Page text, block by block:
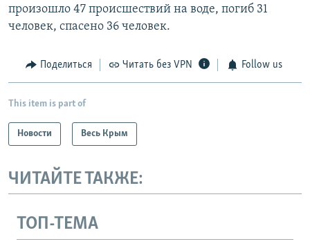
произошло 47 происшествий на воде, погиб 31
человек, спасено 36 человек.
Поделиться Читать без VPN Follow us
This item is part of
Новости Весь Крым
ЧИТАЙТЕ ТАКЖЕ:
ТОП-ТЕМА